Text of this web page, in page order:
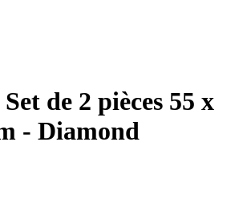
de 2 pièces 55 x
- Diamond